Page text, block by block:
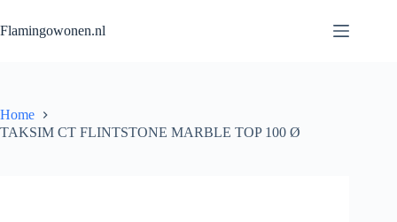
Flamingowonen.nl
Home
TAKSIM CT FLINTSTONE MARBLE TOP 100 Ø